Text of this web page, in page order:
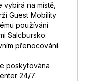
na místě,
Guest Mobility
používání
Salcbursko.
přenocování.
poskytována
24/7: